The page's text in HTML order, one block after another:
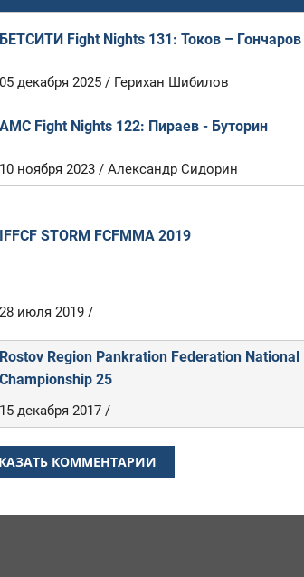
БЕТСИТИ Fight Nights 131: Токов – Гончаров
05 декабря 2025 / Герихан Шибилов
AMC Fight Nights 122: Пираев - Буторин
10 ноября 2023 / Александр Сидорин
IFFCF STORM FCFMMA 2019
28 июля 2019 /
Rostov Region Pankration Federation National
Championship 25
15 декабря 2017 /
КОММЕНТАРИИ